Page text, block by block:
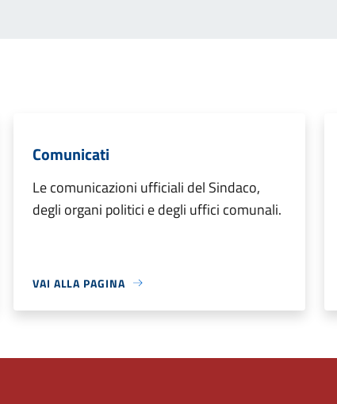
Comunicati
Le comunicazioni ufficiali del Sindaco,
degli organi politici e degli uffici comunali.
VAI ALLA PAGINA